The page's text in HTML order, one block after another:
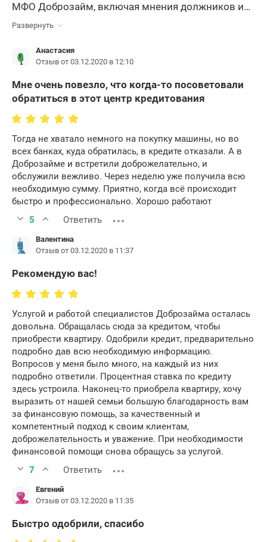
МФО Доброзайм, включая мнения должников и
неплательщиков. Узнайте уровень
в случае просрочки, что будет, если не платить по
истории погашения. Выясните всю правду о МКК
Доброзайм , их репутации и рейтинге. Оставьте
свой отзыв, чтобы помочь другим клиентам
принять обоснованное решение и выбрать
лучшую МФО.
Развернуть
Анастасия
Отзыв от 03.12.2020 в 12:10
Мне очень повезло, что когда-то посоветовали
обратиться в этот центр кредитования
Тогда не хватало немного на покупку машины, но во
всех банках, куда обратилась, в кредите отказали. А в
Доброзайме и встретили доброжелательно, и
обслужили вежливо. Через неделю уже получила всю
необходимую сумму. Приятно, когда всё происходит
быстро и профессионально. Хорошо работают
5
Ответить
Валентина
Отзыв от 03.12.2020 в 11:37
Рекомендую вас!
Услугой и работой специалистов Доброзайма осталась
довольна. Обращалась сюда за кредитом, чтобы
приобрести квартиру. Одобрили кредит, предварительно
подробно дав всю необходимую информацию.
Вопросов у меня было много, на каждый из них
подробно ответили. Процентная ставка по кредиту
здесь устроила. Наконец-то приобрела квартиру, хочу
выразить от нашей семьи большую благодарность вам
за финансовую помощь, за качественный и
компетентный подход к своим клиентам,
доброжелательность и уважение. При необходимости
финансовой помощи снова обращусь за услугой.
7
Ответить
Евгений
Отзыв от 03.12.2020 в 11:35
Быстро одобрили, спасибо